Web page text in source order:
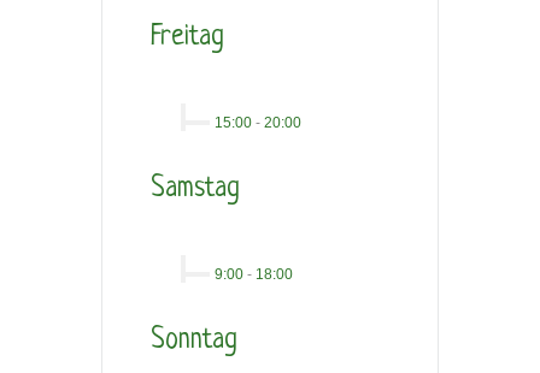
Freitag
15:00 - 20:00
Samstag
9:00 - 18:00
Sonntag